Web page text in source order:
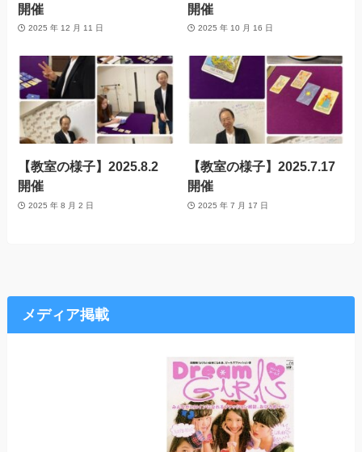
開催
2025 年 12 月 11 日
開催
2025 年 10 月 16 日
【教室の様子】2025.8.2
開催
2025 年 8 月 2 日
【教室の様子】2025.7.17
開催
2025 年 7 月 17 日
メディア掲載